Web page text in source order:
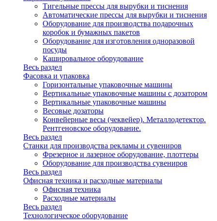
Тигельные прессы для вырубки и тиснения
Автоматические прессы для вырубки и тиснения
Оборудование для производства подарочных
коробок и бумажных пакетов
Оборудование для изготовления одноразовой
посуды
Кашировальное оборудование
Весь раздел
Фасовка и упаковка
Горизонтальные упаковочные машины
Вертикальные упаковочные машины с дозатором
Вертикальные упаковочные машины
Весовые дозаторы
Конвейерные весы (чеквейер). Металлодетектор.
Рентгеновское оборудование.
Весь раздел
Станки для производства рекламы и сувениров
Фрезерное и лазерное оборудование, плоттеры
Оборудование для производства сувениров
Весь раздел
Офисная техника и расходные материалы
Офисная техника
Расходные материалы
Весь раздел
Технологическое оборудование